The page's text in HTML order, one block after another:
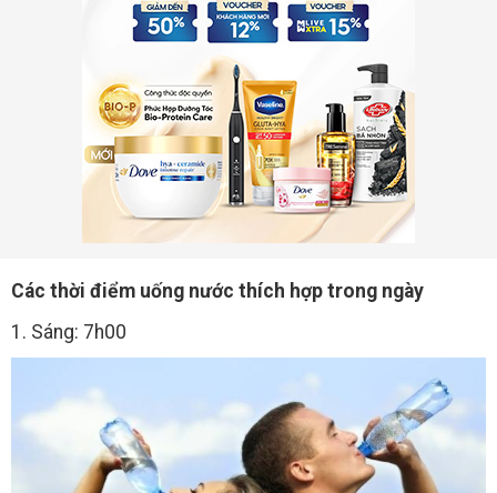
Các thời điểm uống nước thích hợp trong ngày
1. Sáng: 7h00